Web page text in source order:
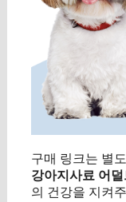
구매 링크는 별
강아지사료 어
의 건강을 지켜